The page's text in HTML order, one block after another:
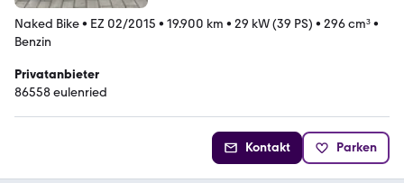
Naked Bike• EZ 02/2015 • 19.900 km • 29 kW (39 PS) • 296 cm³•
Benzin
Privatanbieter
86558 eulenried
Kontakt Parken